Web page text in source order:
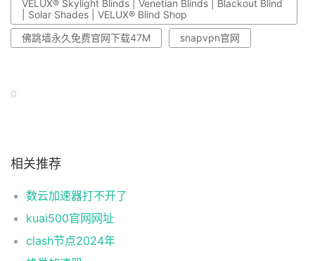
VELUX® Skylight Blinds | Venetian Blinds | Blackout Blind
| Solar Shades | VELUX® Blind Shop
佛跳墙永久免费官网下载47M
snapⅴpn官网
0
相关推荐
数云加速器打不开了
kuai500官网网址
clash节点2024年